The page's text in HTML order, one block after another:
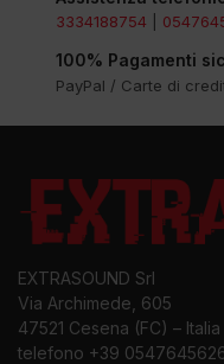
3334188754
100% Pagamenti
PayPal / Carte di
EXTRASOUND Srl
Via Archimede, 605
47521 Cesena (FC) – Italia
telefono +39